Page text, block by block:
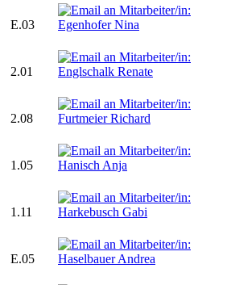
E.03
2.01
2.08
1.05
1.11
E.05